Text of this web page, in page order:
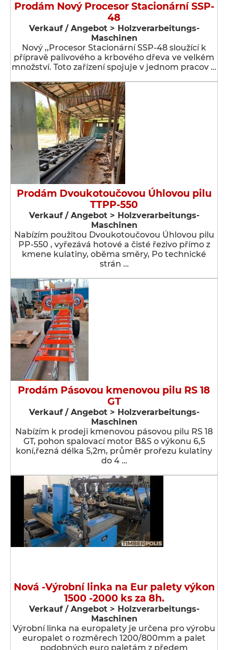
Prodám Nový Procesor Stacionární SSP-
48
Verkauf / Angebot > Holzverarbeitungs-
Maschinen
Nový ,,Procesor Stacionární SSP-48 sloužící k
přípravě palivového a krbového dřeva ve velkém
množství. Toto zařízení spojuje v jednom pracov …
Prodám Dvoukotoučovou Úhlovou pilu
TTPP-550
Verkauf / Angebot > Holzverarbeitungs-
Maschinen
Nabízím použitou Dvoukotoučovou Úhlovou pilu
PP-550 , vyřezává hotové a čisté řezivo přímo z
kmene kulatiny, oběma směry, Po technické
strán …
Prodám Pásovou kmenovou pilu RS 18
GT
Verkauf / Angebot > Holzverarbeitungs-
Maschinen
Nabízím k prodeji kmenovou pásovou pilu RS 18
GT, pohon spalovací motor B&S o výkonu 6,5
koní,řezná délka 5,2m, průměr prořezu kulatiny
do 4 …
Nová -Výrobní linka na Eur palety výkon
1500 -2000 ks za 8h.
Verkauf / Angebot > Holzverarbeitungs-
Maschinen
Výrobní linka na europalety je určena pro výrobu
europalet o rozměrech 1200/800mm a palet
podobných euro paletám z předem